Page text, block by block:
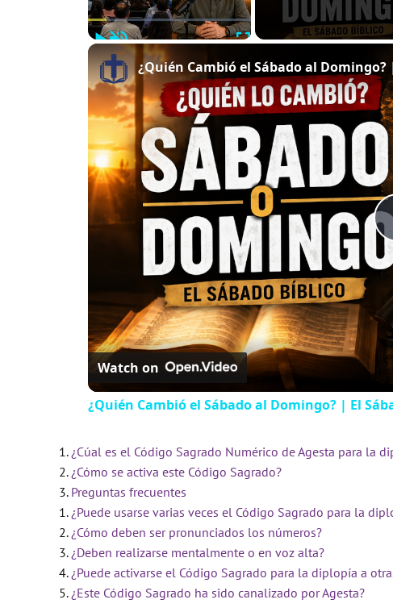
PlayUnmute Fullscreen
¿Quién Cambió el Sábado al Domingo?
Watch on
¿Quién Cambió el Sábado al Domingo? | El
¿Cúal es el Código Sagrado Numérico de Agesta para la
¿Cómo se activa este Código Sagrado?
Preguntas frecuentes
¿Puede usarse varias veces el Código Sagrado para la
¿Cómo deben ser pronunciados los números?
¿Deben realizarse mentalmente o en voz alta?
¿Puede activarse el Código Sagrado para la diplopía a
¿Este Código Sagrado ha sido canalizado por Agesta?